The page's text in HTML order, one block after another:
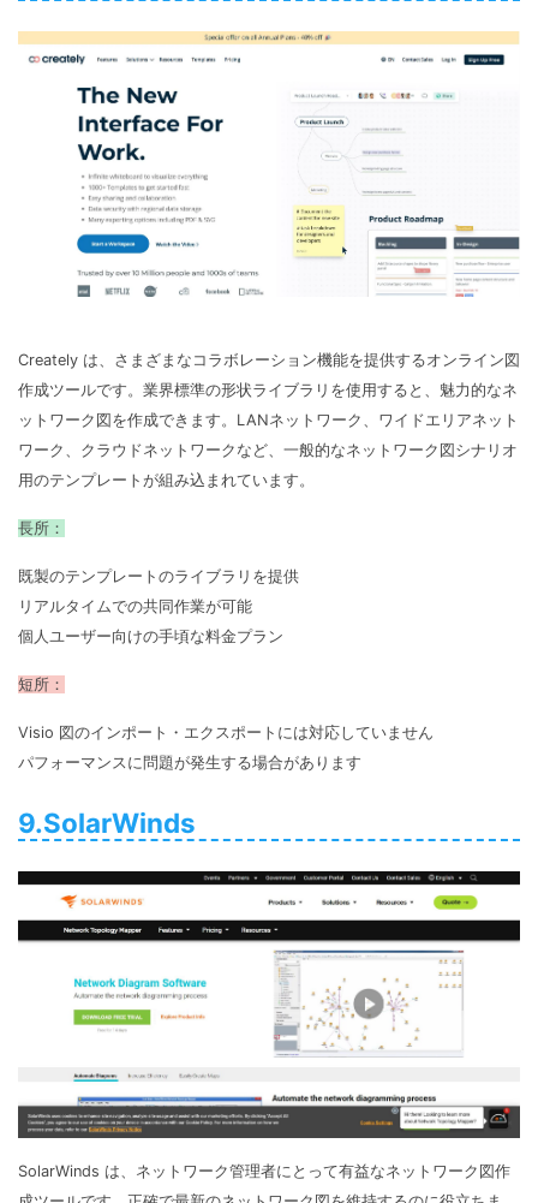
Creately は、さまざまなコラボレーション機能を提供するオンライン図
作成ツールです。業界標準の形状ライブラリを使用すると、魅力的なネ
ットワーク図を作成できます。LANネットワーク、ワイドエリアネット
ワーク、クラウドネットワークなど、一般的なネットワーク図シナリオ
用のテンプレートが組み込まれています。
長所：
既製のテンプレートのライブラリを提供
リアルタイムでの共同作業が可能
個人ユーザー向けの手頃な料金プラン
短所：
Visio 図のインポート・エクスポートには対応していません
パフォーマンスに問題が発生する場合があります
9.SolarWinds
SolarWinds は、ネットワーク管理者にとって有益なネットワーク図作